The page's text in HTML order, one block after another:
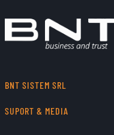
BNT SISTEM SRL
SUPORT & MEDIA